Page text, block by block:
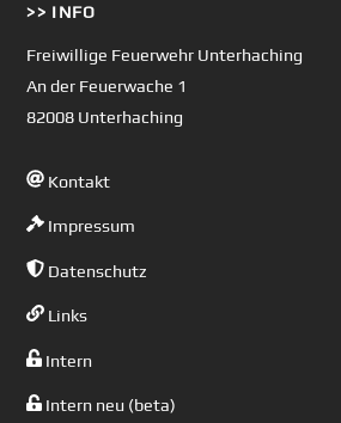
>> INFO
Freiwillige Feuerwehr Unterhaching
An der Feuerwache 1
82008 Unterhaching
Kontakt
Impressum
Datenschutz
Links
Intern
Intern neu (beta)